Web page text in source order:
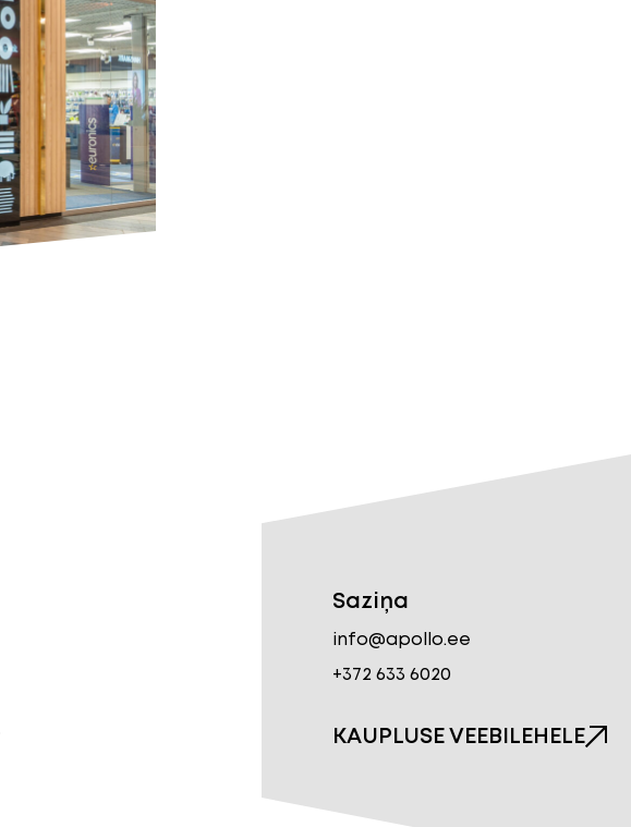
Saziņa
info@apollo.ee
+372 633 6020
KAUPLUSE VEEBILEHELE